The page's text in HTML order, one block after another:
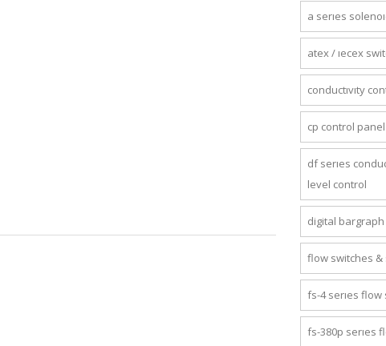
a series
atex / iecex
conductivity
cp control panel
df series
level control
digital
flow switches &
fs-4 series flow
fs-380p series